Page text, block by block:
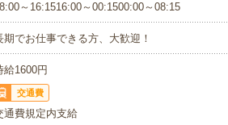
～16:1516:00～00:1500:00～08:15
期でお仕事できる方、大歓迎！
給1600円
交通費
通費規定内支給